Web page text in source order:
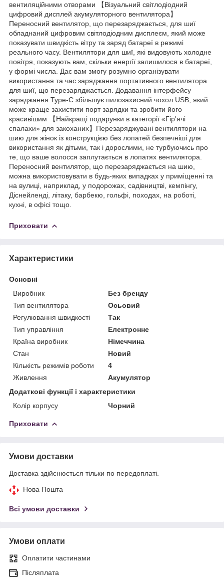
вентиляційними отворами 【Візуальний світлодіодний
цифровий дисплей акумуляторного вентилятора】
Переносний вентилятор, що перезаряджається, для шиї
обладнаний цифровим світлодіодним дисплеєм, який може
показувати швидкість вітру та заряд батареї в режимі
реального часу. Вентилятори для шиї, які видовують холодне
повітря, показують вам, скільки енергії залишилося в батареї,
у формі числа. Дає вам змогу розумно організувати
використання та час заряджання портативного вентилятора
для шиї, що перезаряджається. Додавання інтерфейсу
заряджання Type-C збільшує пилозахисний чохол USB, який
може краще захистити порт зарядки та зробити його
красивішим 【Найкращі подарунки в категорії «Гір'ячі
спалахи» для закоханих】Перезаряджувані вентилятори на
шию для жінок із конструкцією без лопатей безпечніші для
використання як дітьми, так і дорослими, не турбуючись про
те, що ваше волосся заплутається в лопатях вентилятора.
Переносний вентилятор, що перезаряджається на шию,
можна використовувати в будь-яких випадках у приміщенні та
на вулиці, наприклад, у подорожах, садівництві, кемпінгу,
Діснейленді, літаку, барбекю, гольфі, походах, на роботі,
кухні, в офісі тощо.
Приховати
Характеристики
Основні
Виробник
Без бренду
Тип вентилятора
Осьовий
Регулювання швидкості
Так
Тип управління
Електронне
Країна виробник
Німеччина
Стан
Новий
Кількість режимів роботи
4
Живлення
Акумулятор
Додаткові функції і характеристики
Колір корпусу
Чорний
Приховати
Умови доставки
Доставка здійснюється тільки по передоплаті.
Нова Пошта
Всі умови доставки
Умови оплати
Оплатити частинами
Післяплата